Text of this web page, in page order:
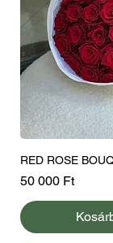
RED ROSE
Ár
50 000 Ft